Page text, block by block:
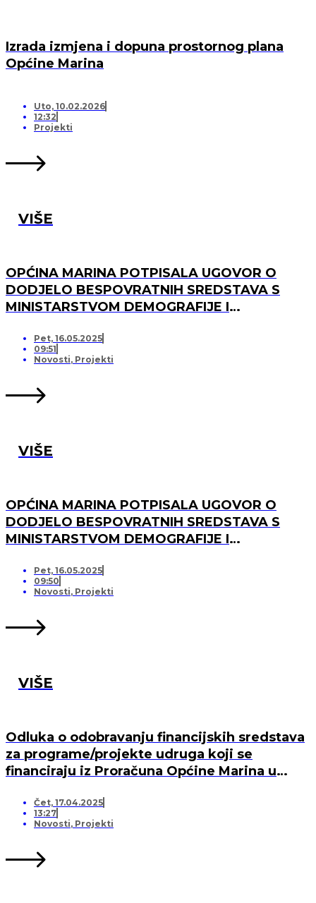
Izrada izmjena i dopuna prostornog plana
Općine Marina
Uto, 10.02.2026
12:32
Projekti
VIŠE
OPĆINA MARINA POTPISALA UGOVOR O
DODJELO BESPOVRATNIH SREDSTAVA S
MINISTARSTVOM DEMOGRAFIJE I
OPREMANJA DJEČJEG IGRALIŠTA U
SVINCIMA
Pet, 16.05.2025
09:51
Novosti, Projekti
VIŠE
OPĆINA MARINA POTPISALA UGOVOR O
DODJELO BESPOVRATNIH SREDSTAVA S
MINISTARSTVOM DEMOGRAFIJE I
OPREMANJA DJEČJEG IGRALIŠTA U DV
MARINA, PO „KRIJESNICA“U POZORCU
Pet, 16.05.2025
09:50
Novosti, Projekti
VIŠE
Odluka o odobravanju financijskih sredstava
za programe/projekte udruga koji se
financiraju iz Proračuna Općine Marina u
Čet, 17.04.2025
13:27
Novosti, Projekti